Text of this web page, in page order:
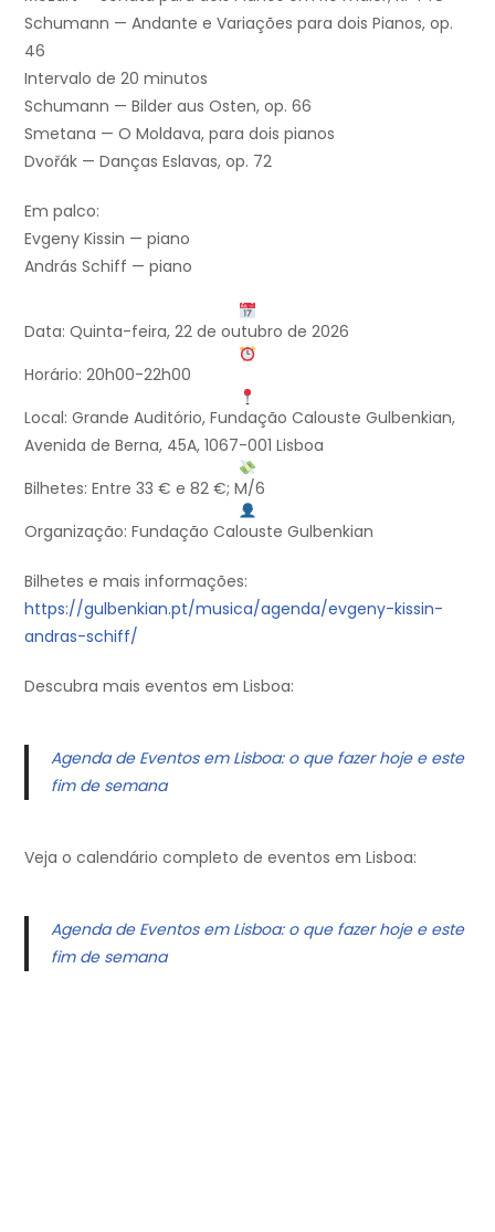
Schumann — Andante e Variações para dois Pianos, op.
46
Intervalo de 20 minutos
Schumann — Bilder aus Osten, op. 66
Smetana — O Moldava, para dois pianos
Dvořák — Danças Eslavas, op. 72
Em palco:
Evgeny Kissin — piano
András Schiff — piano
Data: Quinta-feira, 22 de outubro de 2026
Horário: 20h00-22h00
Local: Grande Auditório, Fundação Calouste Gulbenkian,
Avenida de Berna, 45A, 1067-001 Lisboa
Bilhetes: Entre 33 € e 82 €; M/6
Organização: Fundação Calouste Gulbenkian
Bilhetes e mais informações:
https://gulbenkian.pt/musica/agenda/evgeny-kissin-
andras-schiff/
Descubra mais eventos em Lisboa:
Agenda de Eventos em Lisboa: o que fazer hoje e este
fim de semana
Veja o calendário completo de eventos em Lisboa:
Agenda de Eventos em Lisboa: o que fazer hoje e este
fim de semana